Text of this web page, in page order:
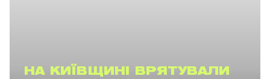
НА КИЇВЩИНІ ВРЯТУВАЛИ